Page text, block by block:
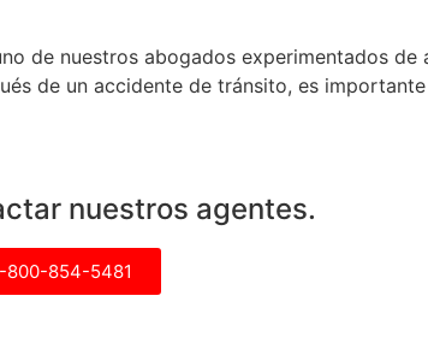
de nuestros abogados experimentados de
de un accidente de tránsito, es
nuestros agentes.
800-854-5481